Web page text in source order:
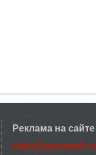
Реклама на сайте
sales@gotomall.ru